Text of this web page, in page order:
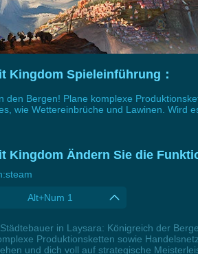
Kingdom Spieleinführung：
den Bergen! Plane komplexe
wie Wettereinbrüche und Lawinen. Wird
Kingdom Ändern Sie die
steam
Alt+Num 1
in Laysara: Königreich der
Produktionsketten sowie
und dich voll auf strategische